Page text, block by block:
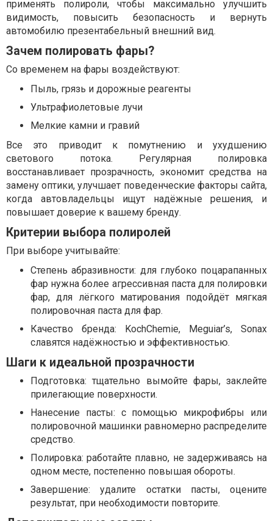
применять полироли, чтобы максимально улучшить
видимость, повысить безопасность и вернуть
автомобилю презентабельный внешний вид.
Зачем полировать фары?
Со временем на фары воздействуют:
Пыль, грязь и дорожные реагенты
Ультрафиолетовые лучи
Мелкие камни и гравий
Все это приводит к помутнению и ухудшению
светового потока. Регулярная полировка
восстанавливает прозрачность, экономит средства на
замену оптики, улучшает поведенческие факторы сайта,
когда автовладельцы ищут надёжные решения, и
повышает доверие к вашему бренду.
Критерии выбора полиролей
При выборе учитывайте:
Степень абразивности: для глубоко поцарапанных
фар нужна более агрессивная паста для полировки
фар, для лёгкого матирования подойдёт мягкая
полировочная паста для фар.
Качество бренда: KochChemie, Meguiar’s, Sonax
славятся надёжностью и эффективностью.
Шаги к идеальной прозрачности
Подготовка: тщательно вымойте фары, заклейте
прилегающие поверхности.
Нанесение пасты: с помощью микрофибры или
полировочной машинки равномерно распределите
средство.
Полировка: работайте плавно, не задерживаясь на
одном месте, постепенно повышая обороты.
Завершение: удалите остатки пасты, оцените
результат, при необходимости повторите.